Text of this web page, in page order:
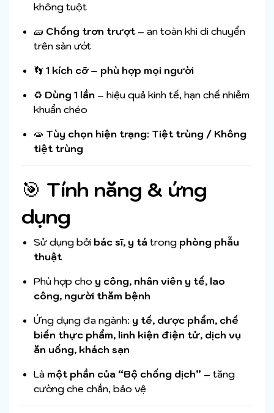
không tuột
🧱 Chống trơn trượt– an toàn khi di chuyển
trên sàn ướt
👣 1 kích cỡ – phù hợp mọi người
♻️ Dùng 1 lần – hiệu quả kinh tế, hạn chế nhiễm
khuẩn chéo
🧫 Tùy chọn hiện trạng: Tiệt trùng / Không
tiệt trùng
🎯 Tính năng & ứng
dụng
Sử dụng bởi bác sĩ, y tá trong phòng phẫu
thuật
Phù hợp cho y công, nhân viên y tế, lao
công, người thăm bệnh
Ứng dụng đa ngành: y tế, dược phẩm, chế
biến thực phẩm, linh kiện điện tử, dịch vụ
ăn uống, khách sạn
Là một phần của “Bộ chống dịch” – tăng
cường che chắn, bảo vệ